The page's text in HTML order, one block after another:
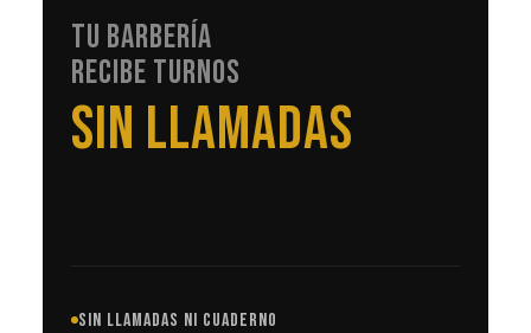
TU BARBERÍA
RECIBE TURNOS
EN AUTOMÁTICO
SIN LLAMADAS NI CUADERNO